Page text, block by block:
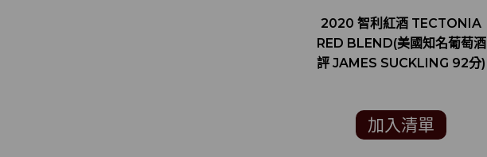
2020 智利紅酒 TECTONIA
RED BLEND(美國知名葡萄酒
評 JAMES SUCKLING 92分)
加入清單